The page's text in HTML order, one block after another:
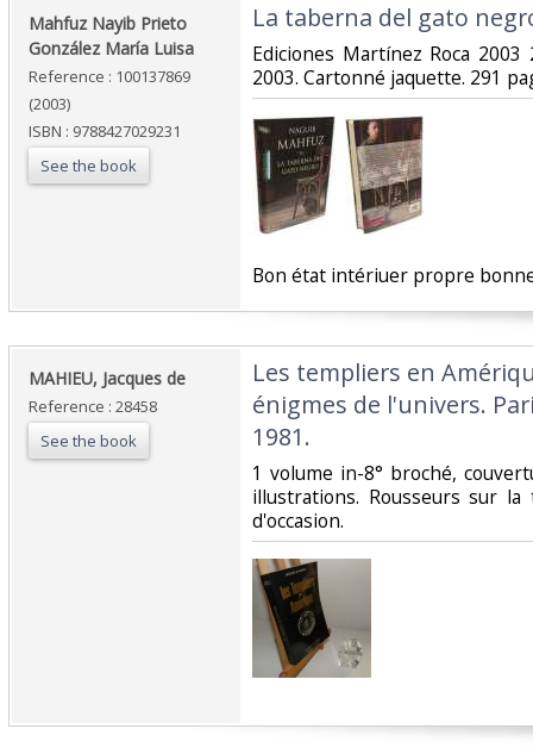
‎Mahfuz Nayib Prieto
González María Luisa‎
Reference : 100137869
(2003)
ISBN : 9788427029231
See the book
‎La taberna del gato
‎Ediciones Martínez Roca
2003. Cartonné jaquette. 291
‎Bon état intériuer propre
‎MAHIEU, Jacques de‎
Reference : 28458
See the book
‎Les templiers en
énigmes de l'univers.
1981.‎
‎1 volume in-8° broché,
illustrations. Rousseurs sur
d'occasion. ‎